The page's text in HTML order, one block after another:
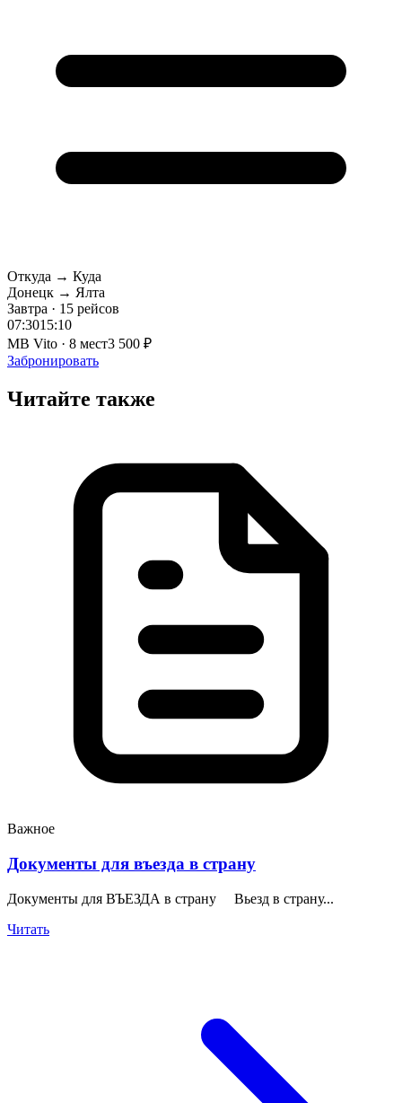
Откуда → Куда
Донецк → Ялта
Завтра · 15 рейсов
07:3015:10
MB Vito · 8 мест3 500 ₽
Забронировать
Читайте также
Важное
Документы для въезда в страну
Документы для ВЪЕЗДА в страну Вьезд в страну...
Читать